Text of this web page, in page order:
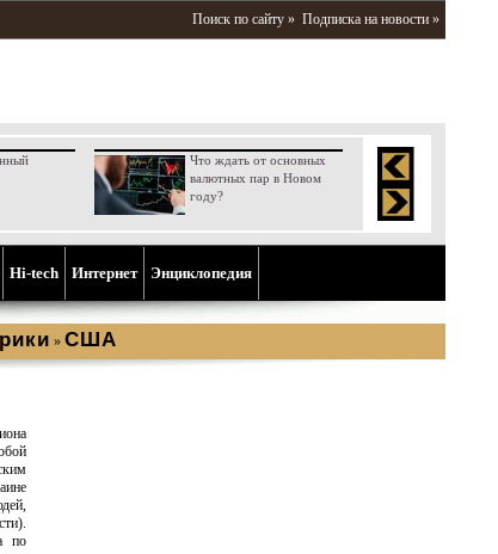
Поиск по сайту » Подписка на новости »
Что ждать от основных
валютных пар в Новом
году?
Hi-tech Интернет Энциклопедия
» США
по